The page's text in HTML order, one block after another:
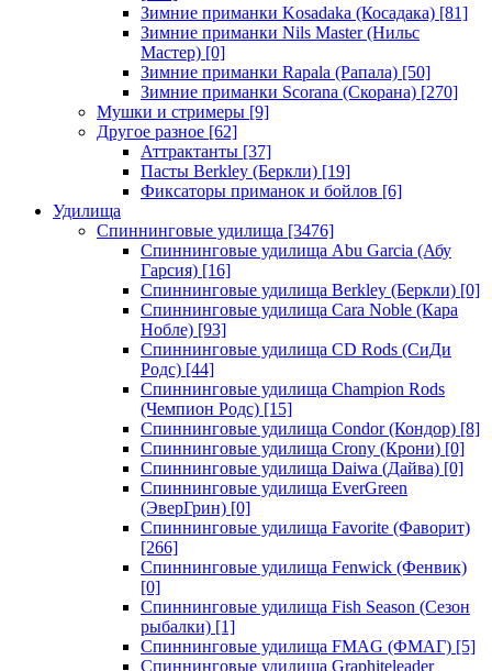
Зимние приманки Kosadaka (Косадака) [81]
Зимние приманки Nils Master (Нильс
Мастер) [0]
Зимние приманки Rapala (Рапала) [50]
Зимние приманки Scorana (Скорана) [270]
Мушки и стримеры [9]
Другое разное [62]
Аттрактанты [37]
Пасты Berkley (Беркли) [19]
Фиксаторы приманок и бойлов [6]
Удилища
Спиннинговые удилища [3476]
Спиннинговые удилища Abu Garcia (Абу
Гарсия) [16]
Спиннинговые удилища Berkley (Беркли) [0]
Спиннинговые удилища Cara Noble (Кара
Нобле) [93]
Спиннинговые удилища CD Rods (СиДи
Родс) [44]
Спиннинговые удилища Champion Rods
(Чемпион Родс) [15]
Спиннинговые удилища Condor (Кондор) [8]
Спиннинговые удилища Crony (Крони) [0]
Спиннинговые удилища Daiwa (Дайва) [0]
Спиннинговые удилища EverGreen
(ЭверГрин) [0]
Спиннинговые удилища Favorite (Фаворит)
[266]
Спиннинговые удилища Fenwick (Фенвик)
[0]
Спиннинговые удилища Fish Season (Сезон
рыбалки) [1]
Спиннинговые удилища FMAG (ФМАГ) [5]
Спиннинговые удилища Graphiteleader